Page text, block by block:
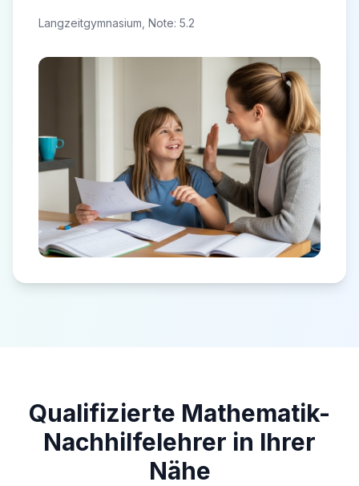
Langzeitgymnasium, Note: 5.2
Qualifizierte Mathematik-
Nachhilfelehrer in Ihrer
Nähe